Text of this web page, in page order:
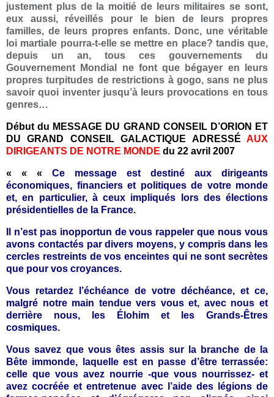
justement plus de la moitié de leurs militaires se sont,
eux aussi, réveillés pour le bien de leurs propres
familles, de leurs propres enfants. Donc, une véritable
loi martiale pourra-t-elle se mettre en place? tandis que,
depuis un an, tous ces gouvernements du
Gouvernement Mondial ne font que bégayer en leurs
propres turpitudes de restrictions à gogo, sans ne plus
savoir quoi inventer jusqu’à leurs provocations en tous
genres…
Début du MESSAGE DU GRAND CONSEIL D’ORION ET
DU GRAND CONSEIL GALACTIQUE ADRESSÉ AUX
DIRIGEANTS DE NOTRE MONDE du 22 avril 2007
« « « Ce message est destiné aux dirigeants
économiques, financiers et politiques de votre monde
et, en particulier, à ceux impliqués lors des élections
présidentielles de la France.
Il n’est pas inopportun de vous rappeler que nous vous
avons contactés par divers moyens, y compris dans les
cercles restreints de vos enceintes qui ne sont secrètes
que pour vos croyances.
Vous retardez l’échéance de votre déchéance, et ce,
malgré notre main tendue vers vous et, avec nous et
derrière nous, les Élohim et les Grands-Êtres
cosmiques.
Vous savez que vous êtes assis sur la branche de la
Bête immonde, laquelle est en passe d’être terrassée:
celle que vous avez nourrie -que vous nourrissez- et
avez cocréée et entretenue avec l’aide des légions de